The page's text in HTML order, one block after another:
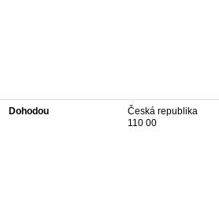
Dohodou
Česká republika
110 00